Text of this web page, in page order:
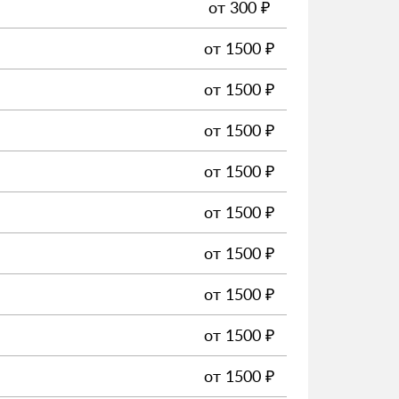
от 300 ₽
от 1500 ₽
от 1500 ₽
от 1500 ₽
от 1500 ₽
от 1500 ₽
от 1500 ₽
от 1500 ₽
от 1500 ₽
от 1500 ₽